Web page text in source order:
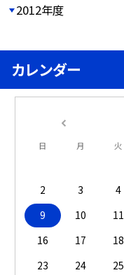
2012年度
カレンダー
日 月 火
2
3 4
9
10 11
16
17 18
23
24 25